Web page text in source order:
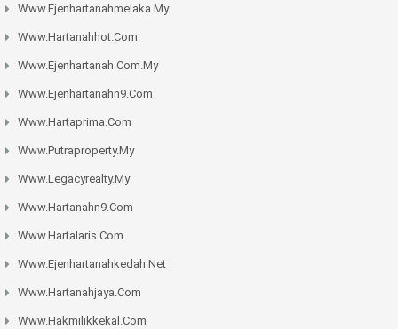
Www.ejenhartanahmelaka.my
Www.hartanahhot.com
Www.ejenhartanah.com.my
Www.ejenhartanahn9.com
Www.hartaprima.com
Www.putraproperty.my
Www.legacyrealty.my
Www.hartanahn9.com
Www.hartalaris.com
Www.ejenhartanahkedah.net
Www.hartanahjaya.com
Www.hakmilikkekal.com